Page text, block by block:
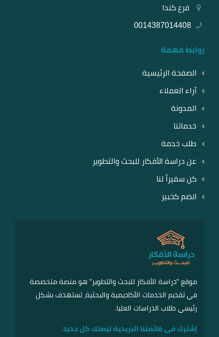
فرع كندا
0014387014408
روابط مهمة
الصفحة الرئيسية
آراء العملاء
المدونة
خدماتنا
طلب خدمة
عن دراسة الأفكار للبحث والتطوير
كن سفيراً لنا
انضم كخبير
موقع "دراسة الأفكار للبحث والتطوير" هو منصة متخصصة
في تقديم الخدمات الأكاديمية والبحثية، تستهدف بشكل
رئيسي طلاب الدراسات العليا.
إشترك فى قائمتنا البريدية ليصلك كل جديد